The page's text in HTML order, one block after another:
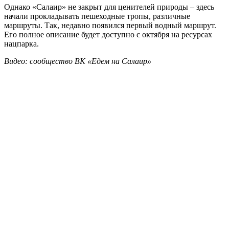
Однако «Салаир» не закрыт для ценителей природы – здесь
начали прокладывать пешеходные тропы, различные
маршруты. Так, недавно появился первый водный маршрут.
Его полное описание будет доступно с октября на ресурсах
нацпарка.
Видео: сообщество ВК «Едем на Салаир»